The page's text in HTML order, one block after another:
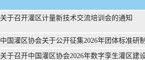
关于召开灌区计量新技术交流培训会的通知
中国灌区协会关于公开征集2026年团体标准研
关于召开中国灌区协会2026年数字孪生灌区建